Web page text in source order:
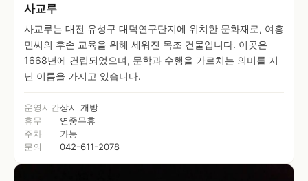
사교루
사교루는 대전 유성구 대덕연구단지에 위치한 문화재로, 여흥
민씨의 후손 교육을 위해 세워진 목조 건물입니다. 이곳은
1668년에 건립되었으며, 문학과 수행을 가르치는 의미를 지
닌 이름을 가지고 있습니다.
운영시간상시 개방
휴무
연중무휴
주차
가능
문의
042-611-2078